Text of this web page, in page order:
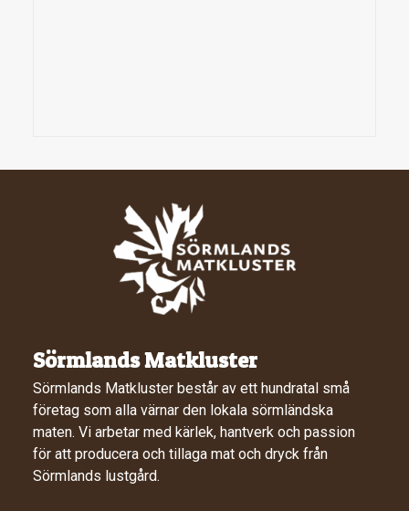
Sörmlands Matkluster
Sörmlands Matkluster består av ett hundratal små
företag som alla värnar den lokala sörmländska
maten. Vi arbetar med kärlek, hantverk och passion
för att producera och tillaga mat och dryck från
Sörmlands lustgård.